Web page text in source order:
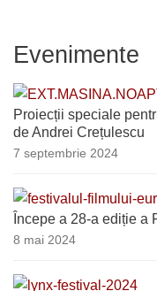
Evenimente
Proiecții speciale
de Andrei Crețulescu
7 septembrie 2024
Începe a 28-a ediție
8 mai 2024